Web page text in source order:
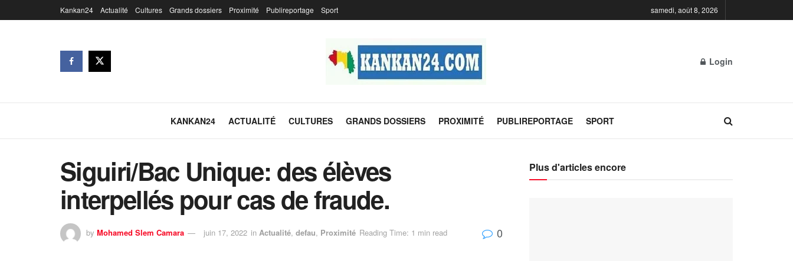
Kankan24 Actualité Cultures Grands dossiers Proximité Publireportage Sport samedi, août 8, 2026
Login
KANKAN24 ACTUALITÉ CULTURES GRANDS DOSSIERS PROXIMITÉ PUBLIREPORTAGE SPORT
Siguiri/Bac Unique: des élèves
interpellés pour cas de fraude.
by Mohamed Slem Camara juin 17, 2022 in Actualité, defau, Proximité Reading Time: 1 min read 0
Plus d'articles encore